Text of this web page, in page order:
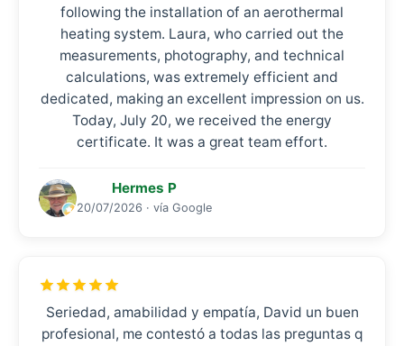
following the installation of an aerothermal
heating system. Laura, who carried out the
measurements, photography, and technical
calculations, was extremely efficient and
dedicated, making an excellent impression on us.
Today, July 20, we received the energy
certificate. It was a great team effort.
Hermes P
20/07/2026 · vía Google
Seriedad, amabilidad y empatía, David un buen
profesional, me contestó a todas las preguntas q